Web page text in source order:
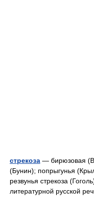
стрекоза — бирюзовая
(Бунин); попрыгунья
резвунья стрекоза
литературной русской